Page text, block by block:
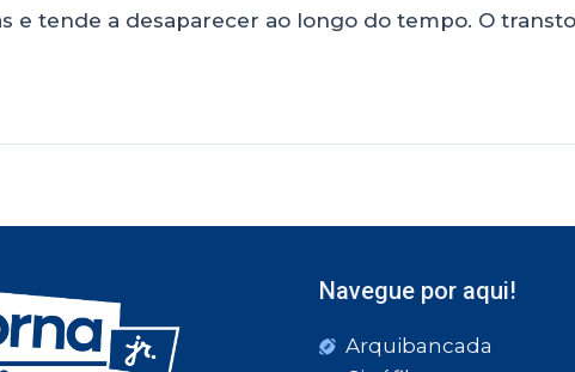
e tende a desaparecer ao longo do tempo. O
Navegue por aqui!
Arquibancada